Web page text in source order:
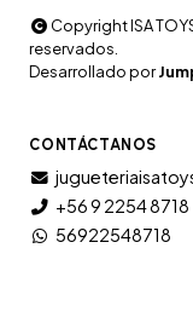
Copyright ISA
reservados.
Desarrollado por
CONTÁCTANOS
+56 9 2254 8718
56922548718